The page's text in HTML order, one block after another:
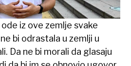
iz ove zemlje svake
bi odrastala u zemlji u
Da ne bi morali da glasaju